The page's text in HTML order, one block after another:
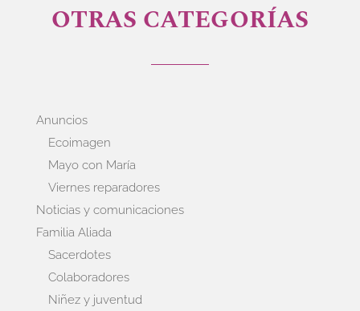
OTRAS CATEGORÍAS
Anuncios
Ecoimagen
Mayo con María
Viernes reparadores
Noticias y comunicaciones
Familia Aliada
Sacerdotes
Colaboradores
Niñez y juventud